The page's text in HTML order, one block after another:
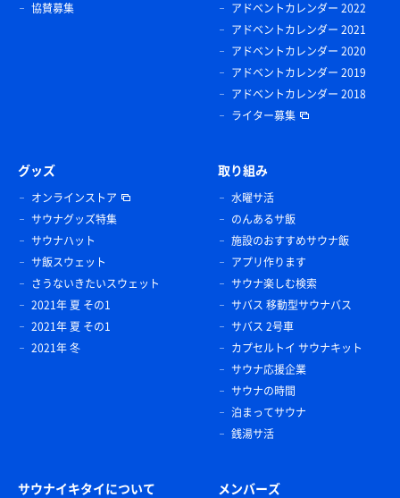
協賛募集
アドベントカレンダー 2022
アドベントカレンダー 2021
アドベントカレンダー 2020
アドベントカレンダー 2019
アドベントカレンダー 2018
ライター募集
グッズ
オンラインストア
サウナグッズ特集
サウナハット
サ飯スウェット
さうないきたいスウェット
2021年 夏 その1
2021年 夏 その1
2021年 冬
取り組み
水曜サ活
のんあるサ飯
施設のおすすめサウナ飯
アプリ作ります
サウナ楽しむ検索
サバス 移動型サウナバス
サバス 2号車
カプセルトイ サウナキット
サウナ応援企業
サウナの時間
泊まってサウナ
銭湯サ活
サウナイキタイについて メンバーズ